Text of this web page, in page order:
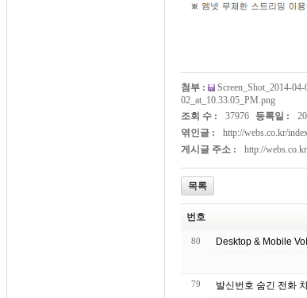
첨부 : Screen_Shot_2014-
02_at_10.33.05_PM.png
조회 수 :
37976 등록일 :
엮인글 :
http://webs.co.kr/
게시글 주소 :
http://
목록
번호
80 Desktop & Mobile
79 발신번호 숨긴 전화